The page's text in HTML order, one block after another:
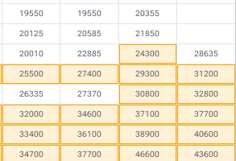
19550 19550 20355
20125 20585 21850
20010 22885 24300 28635
25500 27400 29300 31200
26335 27370 30800 32800
32000 34600 37100 37700
33400 36100 38900 40600
34700 37700 46600 43600